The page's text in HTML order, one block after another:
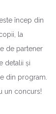
încep din
la
de partener
detalii și
din program.
un concurs!